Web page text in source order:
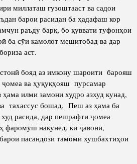
миллаташ гузоштааст ва садои
барои расидан ба ҳадафаш кор
раъду барқ, бо қуввати туфонҳои
ба сӯи камолот мешитобад ва дар
аст.
бояд аз имкону шароити барояш
ҷомеа ва ҳуқуқҳояш пурсамар
илми замони худро азхуд кунад,
тахассус бошад. Пеш аз ҳама ба
худ расида, дар пешрафти ҷомеа
фаромӯш накунед, ки ҷавонӣ,
пасандози тамоми хушбахтиҳои